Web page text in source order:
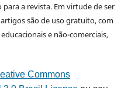
a revista. Em virtude de ser
são de uso gratuito, com
e não-comerciais,
Commons